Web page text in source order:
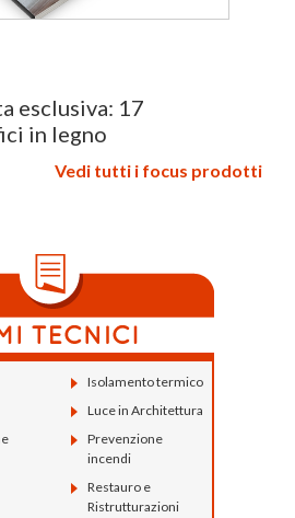
esclusiva: 17
in legno
Vedi tutti i focus prodotti